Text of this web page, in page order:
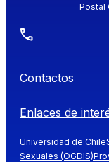
Postal
Contactos
Enlaces de
Universidad de Chile
Sexuales (OGDIS)